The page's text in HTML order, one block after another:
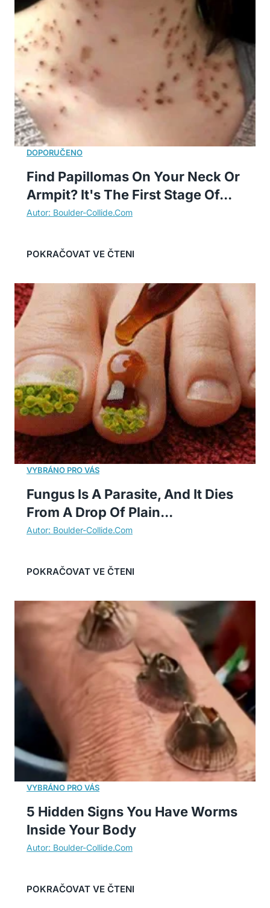
Find Papillomas On Your Neck Or
Armpit? It's The First Stage Of...
Fungus Is A Parasite, And It Dies
From A Drop Of Plain...
5 Hidden Signs You Have Worms
Inside Your Body